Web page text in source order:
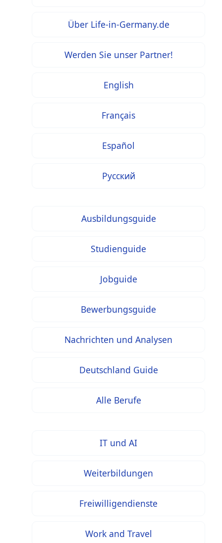
Über Life-in-Germany.de
Werden Sie unser Partner!
English
Français
Español
Русский
Ausbildungsguide
Studienguide
Jobguide
Bewerbungsguide
Nachrichten und Analysen
Deutschland Guide
Alle Berufe
IT und AI
Weiterbildungen
Freiwilligendienste
Work and Travel